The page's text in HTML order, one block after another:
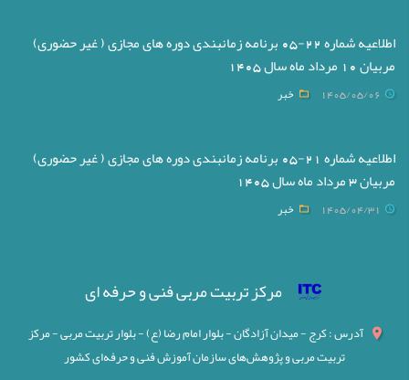
اطلاعیه شماره 22-05 برنامه زمانبندی دوره های مجازی ( غیر حضوری)
مربیان 10 مرداد ماه سال 1405
1405/05/06 خبر
اطلاعیه شماره 21-05 برنامه زمانبندی دوره های مجازی ( غیر حضوری)
مربیان 3 مرداد ماه سال 1405
1405/04/31 خبر
مرکز تربیت مربی فنی و حرفه ای
آدرس : کرج - میدان آزادگان - بلوار امام رضا (ع) - بلوار تربیت مربی - مرکز
تربیت مربی و پژوهش‌های سازمان آموزش فنی و حرفه‌ای کشور